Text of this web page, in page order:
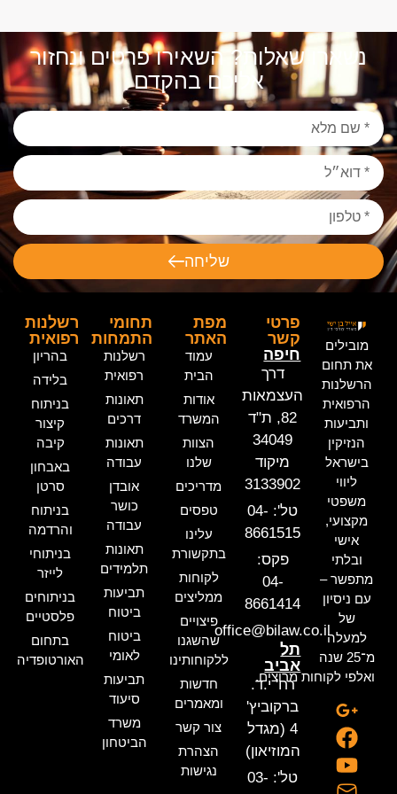
נשארו שאלות? השאירו פרטים ונחזור
אליכם בהקדם
שליחה
מובילים
את תחום
הרשלנות
הרפואית
ותביעות
הנזיקין
בישראל
ליווי
משפטי
מקצועי,
אישי
ובלתי
מתפשר –
עם ניסיון
של
למעלה
מ־25 שנה
ואלפי לקוחות מרוצים.
מפת
האתר
עמוד
הבית
אודות
המשרד
הצוות
שלנו
מדריכים
טפסים
עלינו
בתקשורת
לקוחות
ממליצים
פיצויים
שהשגנו
ללקוחותינו
חדשות
ומאמרים
צור קשר
הצהרת
נגישות
תחומי
התמחות
רשלנות
רפואית
תאונות
דרכים
תאונות
עבודה
אובדן
כושר
עבודה
תאונות
תלמידים
תביעות
ביטוח
ביטוח
לאומי
תביעות
סיעוד
משרד
הביטחון
רשלנות
רפואית
בהריון
בלידה
בניתוח
קיצור
קיבה
באבחון
סרטן
בניתוח
והרדמה
בניתוחי
לייזר
בניתוחים
פלסטיים
בתחום
האורטופדיה
פרטי
קשר
חיפה
דרך
העצמאות
82, ת"ד
34049
מיקוד
3133902
טל': 04-
8661515
פקס:
04-
8661414
office@bilaw.co.il
תל
אביב
רח' י.ד.
ברקוביץ'
4 (מגדל
המוזיאון)
טל': 03-